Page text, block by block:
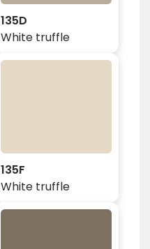
135D
White truffle
135F
White truffle